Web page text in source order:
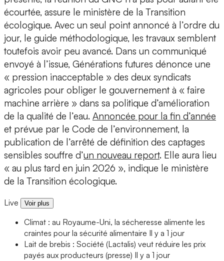
écourtée, assure le ministère de la Transition
écologique. Avec un seul point annoncé à l’ordre du
jour, le guide méthodologique, les travaux semblent
toutefois avoir peu avancé. Dans un communiqué
envoyé à l’issue, Générations futures dénonce une
« pression inacceptable » des deux syndicats
agricoles pour obliger le gouvernement à « faire
machine arrière » dans sa politique d’amélioration
de la qualité de l’eau. Annoncée pour la fin d’année
et prévue par le Code de l’environnement, la
publication de l’arrêté de définition des captages
sensibles souffre d’un nouveau report. Elle aura lieu
« au plus tard en juin 2026 », indique le ministère
de la Transition écologique.
Live Voir plus
Climat : au Royaume-Uni, la sécheresse alimente les
craintes pour la sécurité alimentaire Il y a 1 jour
Lait de brebis : Société (Lactalis) veut réduire les prix
payés aux producteurs (presse) Il y a 1 jour